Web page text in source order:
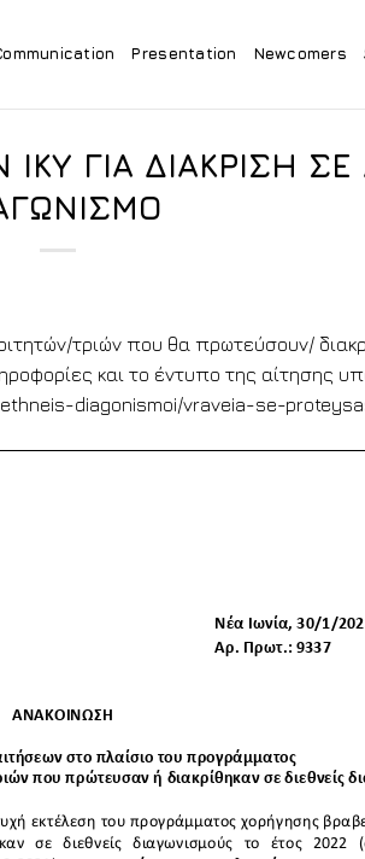
Presentation Newcomers
ΓΙΑ ΔΙΑΚΡΙΣΗ ΣΕ
τριών που θα πρωτεύσουν/
και το έντυπο της αίτησης
diagonismoi/vraveia-se-